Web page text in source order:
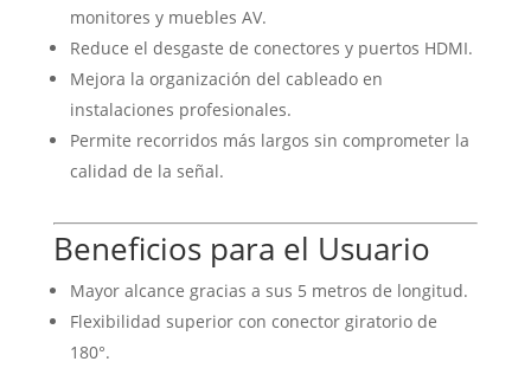
monitores y muebles AV.
Reduce el desgaste de conectores y puertos HDMI.
Mejora la organización del cableado en
instalaciones profesionales.
Permite recorridos más largos sin comprometer la
calidad de la señal.
Beneficios para el Usuario
Mayor alcance gracias a sus 5 metros de longitud.
Flexibilidad superior con conector giratorio de
180°.